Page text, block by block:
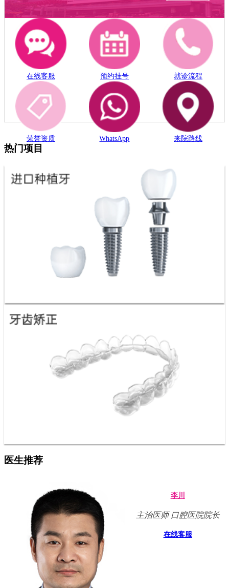
在线客服 预约挂号 就诊流程
荣誉资质 WhatsApp 来院路线
热门项目
医生推荐
李川
主治医师 口腔医院院长
在线客服